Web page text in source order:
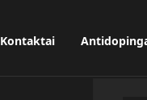
Kontaktai